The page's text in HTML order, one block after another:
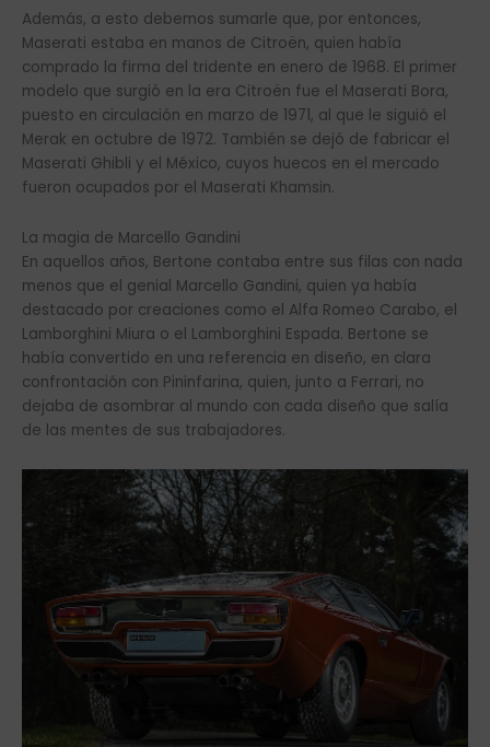
Además, a esto debemos sumarle que, por entonces,
Maserati estaba en manos de Citroën, quien había
comprado la firma del tridente en enero de 1968. El primer
modelo que surgió en la era Citroën fue el Maserati Bora,
puesto en circulación en marzo de 1971, al que le siguió el
Merak en octubre de 1972. También se dejó de fabricar el
Maserati Ghibli y el México, cuyos huecos en el mercado
fueron ocupados por el Maserati Khamsin.
La magia de Marcello Gandini
En aquellos años, Bertone contaba entre sus filas con nada
menos que el genial Marcello Gandini, quien ya había
destacado por creaciones como el Alfa Romeo Carabo, el
Lamborghini Miura o el Lamborghini Espada. Bertone se
había convertido en una referencia en diseño, en clara
confrontación con Pininfarina, quien, junto a Ferrari, no
dejaba de asombrar al mundo con cada diseño que salía
de las mentes de sus trabajadores.